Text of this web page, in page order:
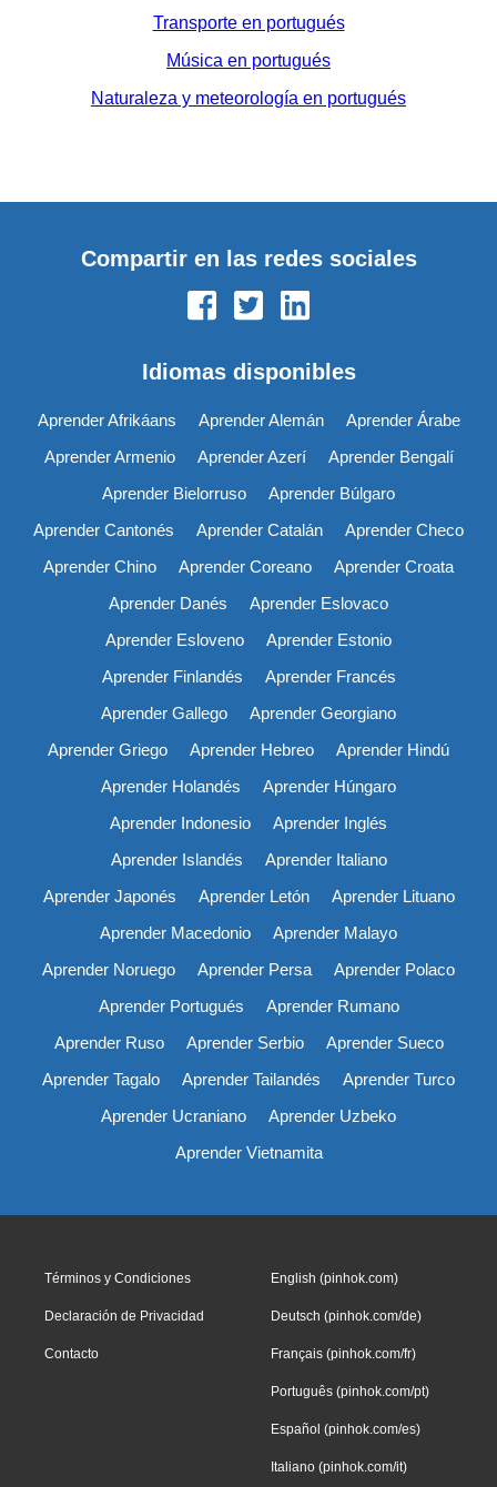
Transporte en portugués
Música en portugués
Naturaleza y meteorología en portugués
Compartir en las redes sociales
Idiomas disponibles
Aprender Afrikáans Aprender Alemán
Aprender Árabe
Aprender Armenio
Aprender Azerí
Aprender Bengalí
Aprender Bielorruso
Aprender Búlgaro
Aprender Cantonés
Aprender Catalán
Aprender Checo
Aprender Chino
Aprender Coreano
Aprender Croata
Aprender Danés
Aprender Eslovaco
Aprender Esloveno
Aprender Estonio
Aprender Finlandés
Aprender Francés
Aprender Gallego
Aprender Georgiano
Aprender Griego
Aprender Hebreo
Aprender Hindú
Aprender Holandés
Aprender Húngaro
Aprender Indonesio
Aprender Inglés
Aprender Islandés
Aprender Italiano
Aprender Japonés
Aprender Letón
Aprender Lituano
Aprender Macedonio
Aprender Malayo
Aprender Noruego
Aprender Persa
Aprender Polaco
Aprender Portugués
Aprender Rumano
Aprender Ruso
Aprender Serbio
Aprender Sueco
Aprender Tagalo
Aprender Tailandés
Aprender Turco
Aprender Ucraniano
Aprender Uzbeko
Aprender Vietnamita
Términos y Condiciones
Declaración de Privacidad
Contacto
English (pinhok.com)
Deutsch (pinhok.com/de)
Français (pinhok.com/fr)
Português (pinhok.com/pt)
Español (pinhok.com/es)
Italiano (pinhok.com/it)